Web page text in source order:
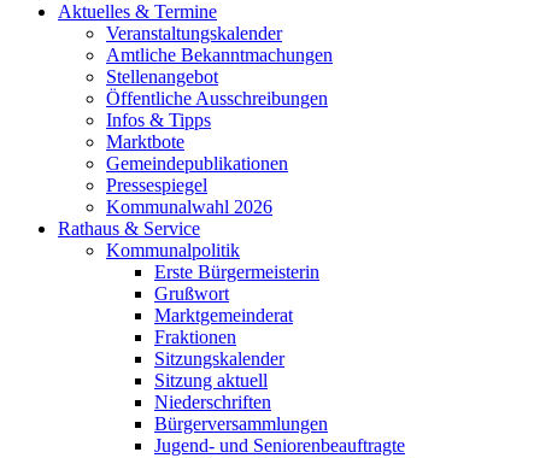
Aktuelles & Termine
Veranstaltungskalender
Amtliche Bekanntmachungen
Stellenangebot
Öffentliche Ausschreibungen
Infos & Tipps
Marktbote
Gemeindepublikationen
Pressespiegel
Kommunalwahl 2026
Rathaus & Service
Kommunalpolitik
Erste Bürgermeisterin
Grußwort
Marktgemeinderat
Fraktionen
Sitzungskalender
Sitzung aktuell
Niederschriften
Bürgerversammlungen
Jugend- und Seniorenbeauftragte